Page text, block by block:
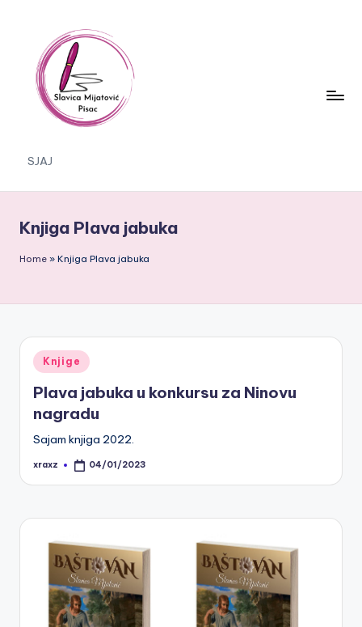
content
S
J
A
SJAJ
Knjiga Plava jabuka
Home » Knjiga Plava jabuka
Posted
in
Knjige
Plava jabuka u konkursu za Ninovu
nagradu
Sajam knjiga 2022.
Posted
xraxz 04/01/2023